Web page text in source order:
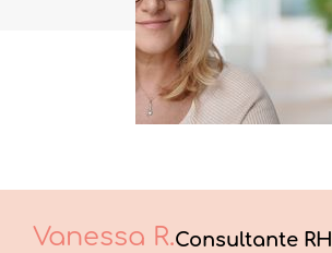
Vanessa R.Consultante RH